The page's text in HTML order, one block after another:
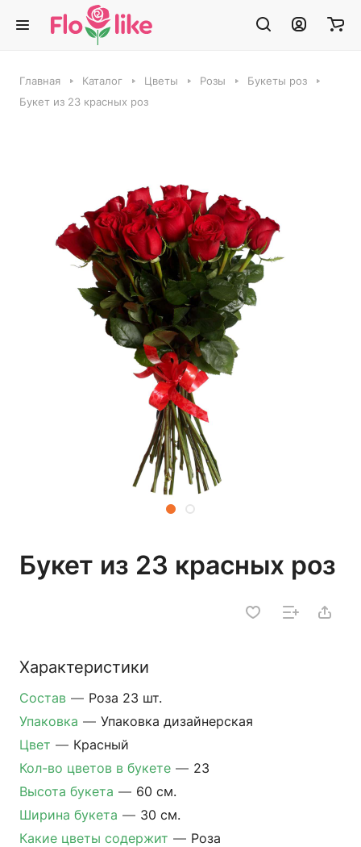
Главная Каталог Цветы Розы
Букеты роз
Букет из 23 красных роз
Букет из 23 красных роз
Характеристики
Состав — Роза 23 шт.
Упаковка — Упаковка дизайнерская
Цвет — Красный
Кол-во цветов в букете — 23
Высота букета — 60 см.
Ширина букета — 30 см.
Какие цветы содержит — Роза